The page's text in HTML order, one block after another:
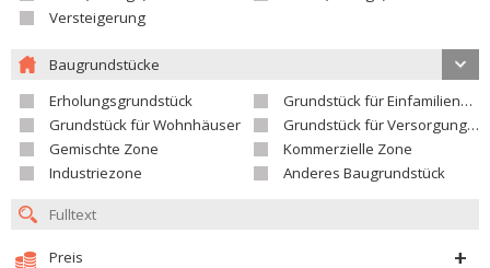
Versteigerung
Baugrundstücke
Erholungsgrundstück
Grundstück für Einfamilienhäuser
Grundstück für Wohnhäuser
Grundstück für Versorgungseinrichtungen
Gemischte Zone
Kommerzielle Zone
Industriezone
Anderes Baugrundstück
Preis